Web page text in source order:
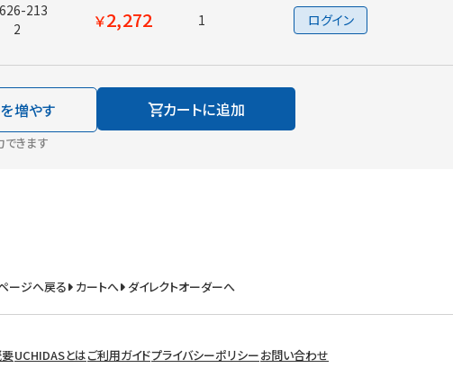
213
2
￥2,272 1 ログイン
増やす
きます
カートに追加
ージへ戻る カートへ ダイレクトオーダーへ
UCHIDASとはご利用ガイドプライバシーポリシーお問い合わせ